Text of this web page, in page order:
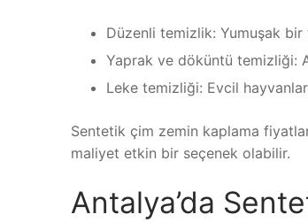
Düzenli temizlik: Yumuşak
Yaprak ve döküntü temizliği:
Leke temizliği: Evcil
Sentetik çim zemin kaplama
maliyet etkin bir seçenek olabilir.
Antalya’da